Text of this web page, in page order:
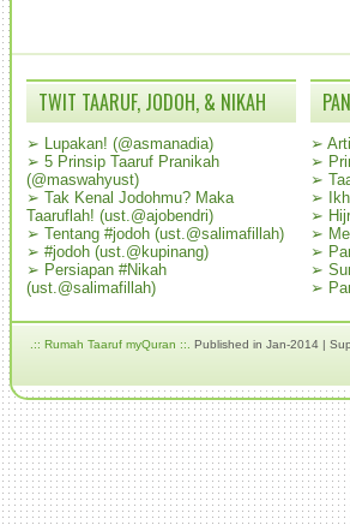
TWIT TAARUF, JODOH, & NIKAH
➢ Lupakan! (@asmanadia)
➢ 5 Prinsip Taaruf Pranikah
(@maswahyust)
➢ Tak Kenal Jodohmu? Maka
Taaruflah! (ust.@ajobendri)
➢ Tentang #jodoh (ust.@salimafillah)
➢ #jodoh (ust.@kupinang)
➢ Persiapan #Nikah
(ust.@salimafillah)
➢
➢
➢
➢
➢
➢
➢
➢
➢
.:: Rumah Taaruf myQuran ::. Published in Jan-2014 |